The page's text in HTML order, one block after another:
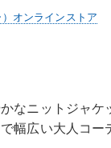
オンラインストア
なニットジャケ
幅広い大人コー